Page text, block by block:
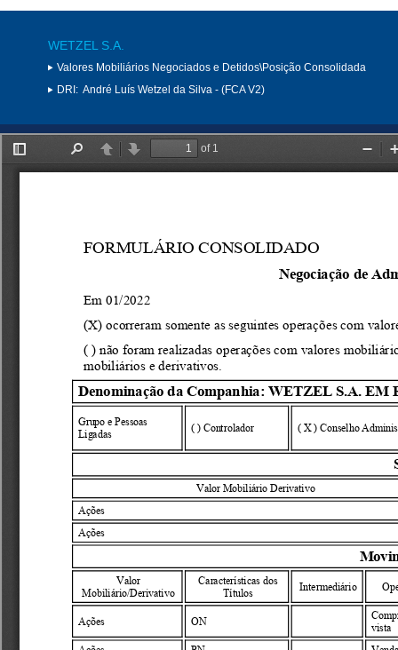
WETZEL S.A.
Valores Mobiliários Negociados e Detidos\Posição Consolidada
DRI: André Luís Wetzel da Silva - (FCA V2)